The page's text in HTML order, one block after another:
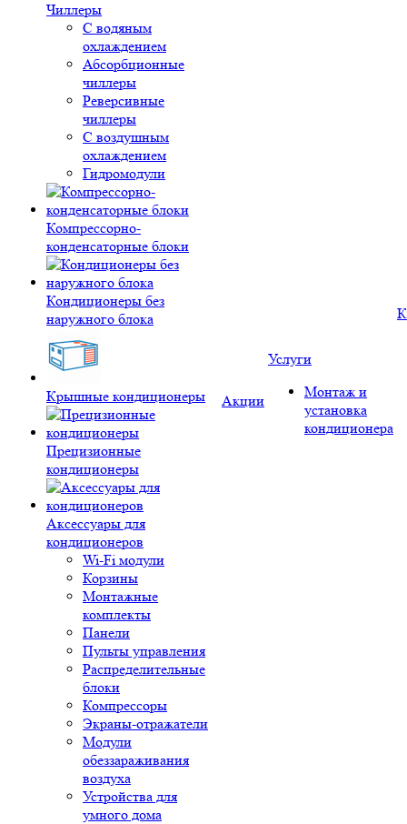
Чиллеры
С водяным
охлаждением
Абсорбционные
чиллеры
Реверсивные
чиллеры
С воздушным
охлаждением
Гидромодули
Компрессорно-
конденсаторные блоки
Кондиционеры без
наружного блока
Крышные кондиционеры
Прецизионные
кондиционеры
Аксессуары для
кондиционеров
Wi-Fi модули
Корзины
Монтажные
комплекты
Панели
Пульты управления
Распределительные
блоки
Компрессоры
Экраны-отражатели
Модули
обеззараживания
воздуха
Устройства для
умного дома
Акции
Услуги
Монтаж и
установка
кондиционера